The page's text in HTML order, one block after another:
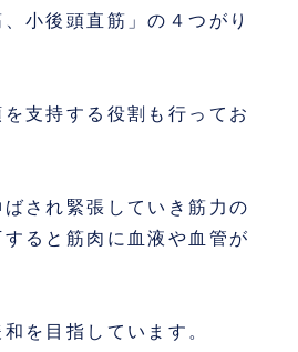
小後頭直筋」の４つがり
支持する役割も行ってお
され緊張していき筋力の
ると筋肉に血液や血管が
を目指しています。